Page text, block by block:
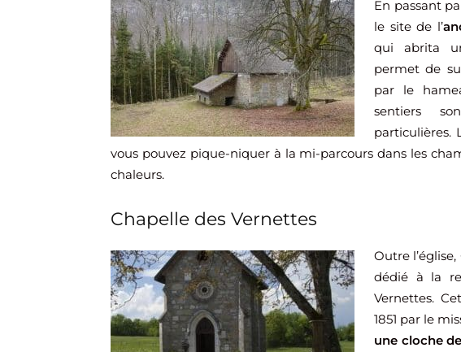
En passant
le site de l’
qui abrita
permet de
par le
sentiers
particulières.
vous pouvez pique-niquer à la mi-parcours dans les
chaleurs.
Chapelle des Vernettes
Outre
dédié à la
Vernettes.
1851 par le
une cloche